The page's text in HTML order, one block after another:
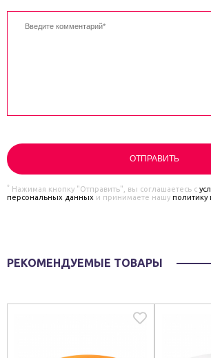
* Нажимая кнопку "Отправить", вы соглашаетесь с
персональных данных и принимаете нашу политику
РЕКОМЕНДУЕМЫЕ ТОВАРЫ